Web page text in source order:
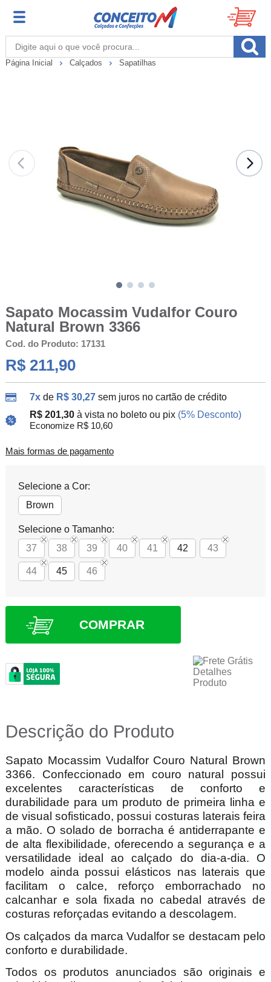
Página Inicial Calçados Sapatilhas
Sapato Mocassim Vudalfor Couro
Natural Brown 3366
Cod. do Produto: 17131
R$ 211,90
7xde R$ 30,27 sem juros no cartão de crédito
R$ 201,30 à vista no boleto ou pix (5% Desconto)
Economize R$ 10,60
Mais formas de pagamento
Selecione a Cor:
Brown
Selecione o Tamanho:
37
38 39 40 41 42 43
44 45 46
COMPRAR
Descrição do Produto
Sapato Mocassim Vudalfor Couro Natural Brown
3366. Confeccionado em couro natural possui
excelentes características de conforto e
durabilidade para um produto de primeira linha e
de visual sofisticado, possui costuras laterais feira
a mão. O solado de borracha é antiderrapante e
de alta flexibilidade, oferecendo a segurança e a
versatilidade ideal ao calçado do dia-a-dia. O
modelo ainda possui elásticos nas laterais que
facilitam o calce, reforço emborrachado no
calcanhar e sola fixada no cabedal através de
costuras reforçadas evitando a descolagem.
Os calçados da marca Vudalfor se destacam pelo
conforto e durabilidade.
Todos os produtos anunciados são originais e